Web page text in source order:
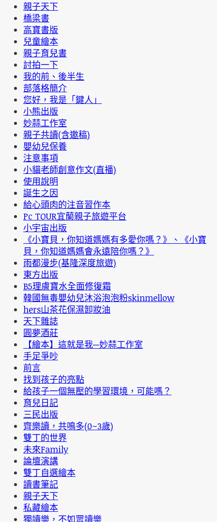
親子天下
橋梁書
高寶書版
兒童繪本
親子育兒書
討拍一下
我的前、後半生
部落格簡介
您好，我是「鍵人」
小熊出版
妙蒜工作室
親子共讀(含邀稿)
嬰幼兒保養
注意事項
小貓老師創意作文(直播)
使用說明
誕生之因
給心頭肉的注音習作本
Pc TOUR宜蘭親子旅遊平台
小宇宙出版
《小寶貝，你知道媽媽有多愛你嗎？》、《小寶
貝，你知道媽媽會永遠陪你嗎？》
雨都漫步(基隆深度旅遊)
東方出版
B5理膚寶水全面修復霜
韓國無毒嬰幼兒沐浴泡泡粉skinmellow
hers山茶花保濕卸妝油
天下雜誌
圓夢酒莊
【繪本】這就是我─妙蒜工作室
手足爭吵
前言
找到孩子的亮點
給孩子一個無壓的學習環境，可能嗎？
育兒日記
三民出版
齊樂讀，共鳴多(0~3歲)
雙丁的世界
未來Family
論壇演講
雙丁自選繪本
讀書筆記
親子天下
私藏繪本
獨讀樂，不如眾讀樂